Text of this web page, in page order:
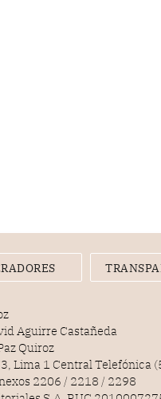
Aguirre Castañeda
Quiroz
Lima 1 Central Telefónica
2206 / 2218 / 2298